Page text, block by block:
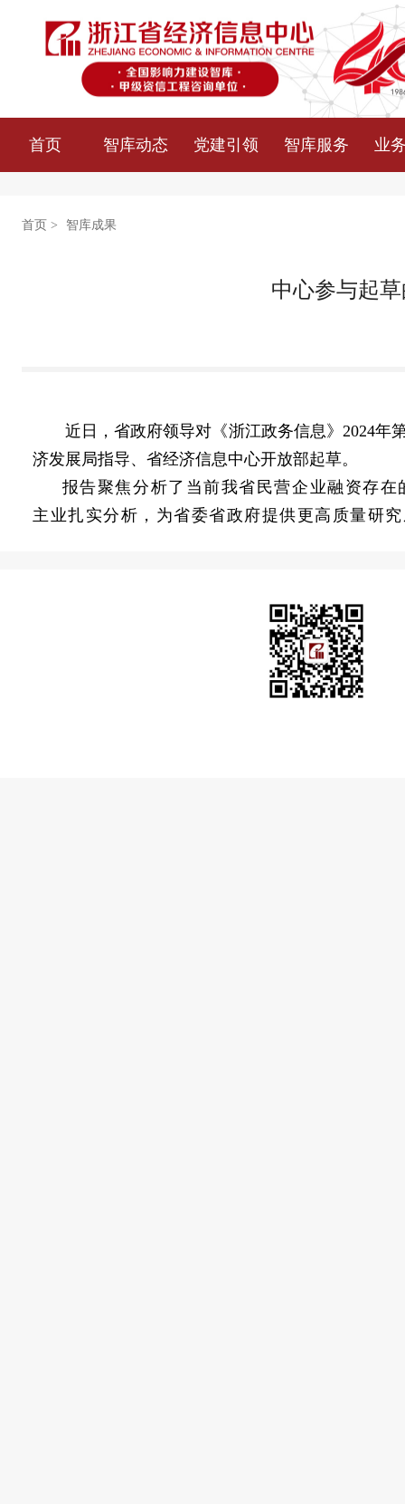
首页 智库动态 党建引领 智库服务 业
首页 > 智库成果
中心参与起
近日，省政府领导对《浙江政务信息》2024年第
济发展局指导、省经济信息中心开放部起草。
报告聚焦分析了当前我省民营企业融资存在
主业扎实分析，为省委省政府提供更高质量研